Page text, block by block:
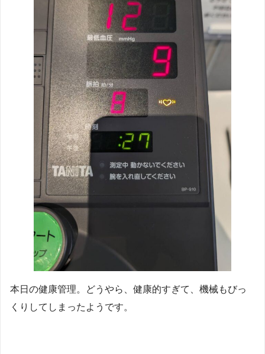
本日の健康管理。どうやら、健康的すぎて、機械もびっ
くりしてしまったようです。